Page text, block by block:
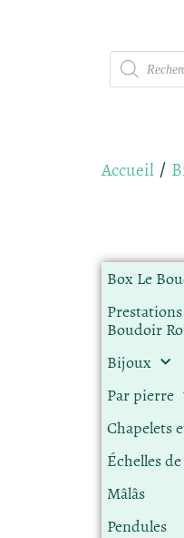
Accueil /
Box Le
Boudoir
Bijoux
Par pierre
Chapelets
Échelles
Mâlâs
Pendules